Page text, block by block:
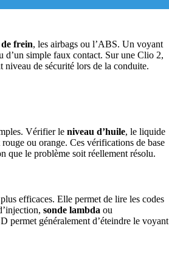
frein, les airbags ou l’ABS. Un voyant
d’un simple faux contact. Sur une Clio 2,
niveau de sécurité lors de la conduite.
Vérifier le niveau d’huile, le liquide
ou orange. Ces vérifications de base
que le problème soit réellement résolu.
efficaces. Elle permet de lire les codes
sonde lambda ou
permet généralement d’éteindre le voyant